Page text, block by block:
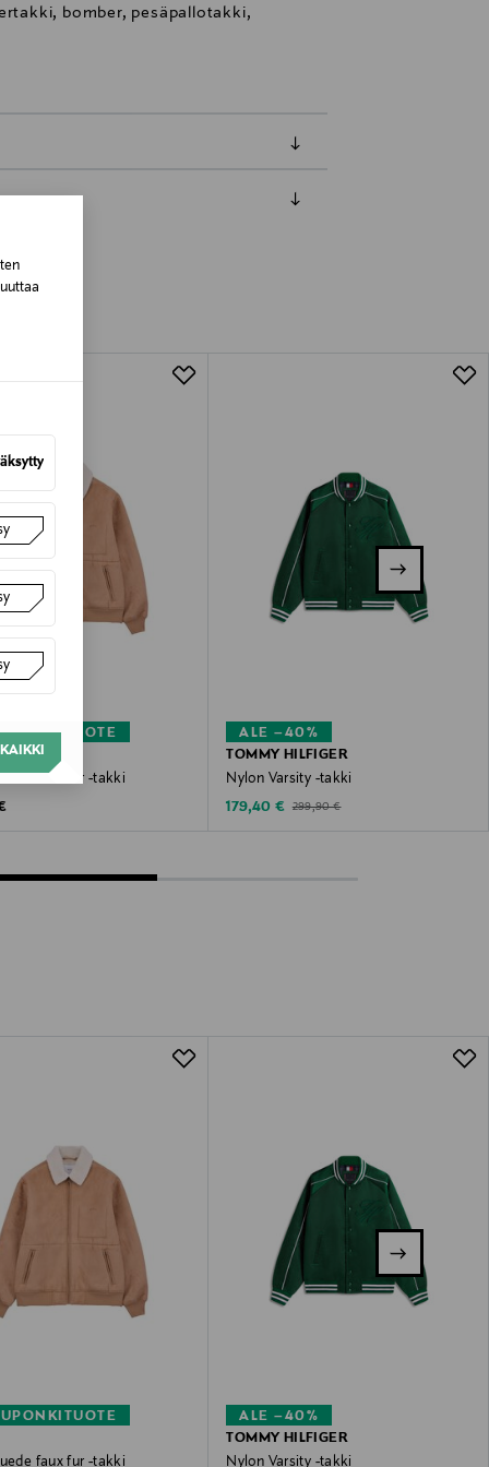
bomber, pesäpallotakki,
koosta riippuen
valittuun osoitteeseen.
tuotteen vastaanottamisesta.
faux fur -takki
ALE –40%
TOMMY HILFIGER
Nylon Varsity -takki
Discounted Price
179,40 € Original Price
299,90 €
faux fur -takki
ALE –40%
TOMMY HILFIGER
Nylon Varsity -takki